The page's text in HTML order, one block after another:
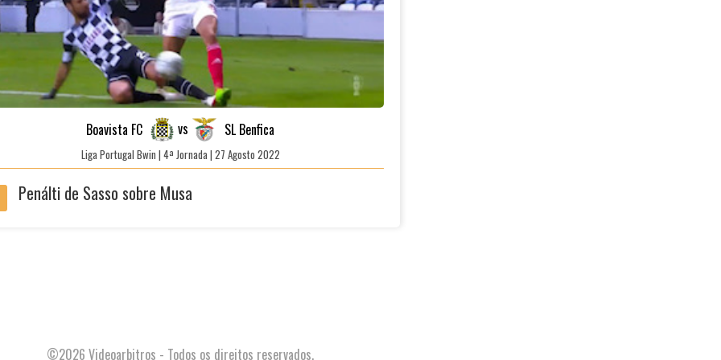
Boavista FC vs SL Benfica
Liga Portugal Bwin | 4ª Jornada | 27 Agosto 2022
Penálti de Sasso sobre Musa
©2026 Videoarbitros - Todos os direitos reservados.